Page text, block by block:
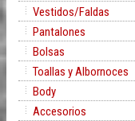
Vestidos/Faldas
Pantalones
Bolsas
Toallas y Albornoces
Body
Accesorios